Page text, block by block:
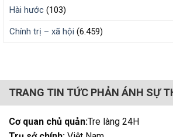
Hài hước (103)
Chính trị – xã hội (6.459)
TRANG TIN TỨC PHẢN ÁNH SỰ
Cơ quan chủ quản:Tre làng 24H